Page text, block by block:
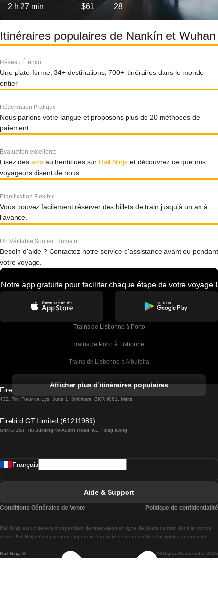
2 h 27 min $61 28
Itinéraires populaires de Nankín et Wuhan
Réseau Étendu
Une plate-forme, 34+ destinations, 700+ itinéraires dans le monde
entier.
Réservation Pratique
Nous parlons votre langue et proposons plus de 20 méthodes de
paiement.
Évaluation excellente
Lisez des avis authentiques sur Rail Ninja et découvrez ce que nos
voyageurs disent de nous.
Planification Flexible
Vous pouvez facilement réserver des billets de train jusqu'à un an à
l'avance.
Un Véritable Soutien Humain
Besoin d'aide ? Contactez notre service d'assistance avant ou pendant
votre voyage.
Notre app gratuite pour faciliter chaque étape de votre voyage !
Trains de Lisbonne à Porto
Trains de Porto à Lisbonne
Trains de Lisbonne à Albufeira
Trains de Lisbonne à Lagos
Trains de Lisbonne à Madrid
Trains de Lisbonne à Braga
Trains de Braga à Lisbonne
Afficher plus d'itinéraires populaires
Firebird GT Limited (OC 1451)
432, Triq Fleur de Lys, Suite 1, Birkirkara, BKR 9061, Malta
Firebird GT Limited (61211989)
Unit G 15/F Tal Building 49 Austin Road, KL, Hong Kong
Rail Ninja ® All Rights Reserved © 2026
Rail.Ninja est un service indépendant de réservation en ligne de billets de train dans le monde
entier. Rail Ninja n'est pas un transporteur ferroviaire et ne possède ni n'exploite aucun train.
Français
Aide & Support
Conditions Générales de Vente Politique de confidentialité